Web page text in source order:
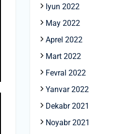
Iyun 2022
May 2022
Aprel 2022
Mart 2022
Fevral 2022
Yanvar 2022
Dekabr 2021
Noyabr 2021